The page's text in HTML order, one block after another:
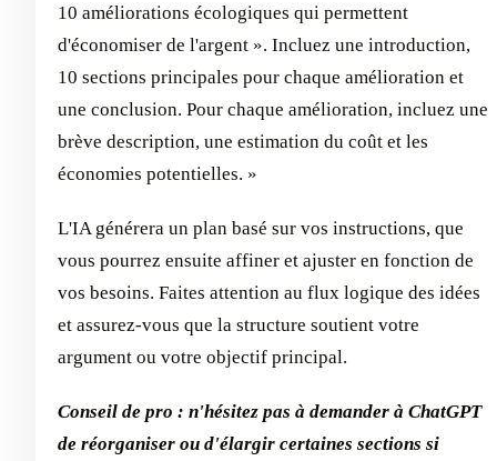
10 améliorations écologiques qui permettent
d'économiser de l'argent ». Incluez une introduction,
10 sections principales pour chaque amélioration et
une conclusion. Pour chaque amélioration, incluez une
brève description, une estimation du coût et les
économies potentielles. »
L'IA générera un plan basé sur vos instructions, que
vous pourrez ensuite affiner et ajuster en fonction de
vos besoins. Faites attention au flux logique des idées
et assurez-vous que la structure soutient votre
argument ou votre objectif principal.
Conseil de pro : n'hésitez pas à demander à ChatGPT
de réorganiser ou d'élargir certaines sections si